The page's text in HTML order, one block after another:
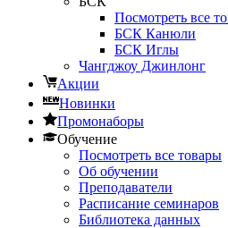
Посмотреть все
БСК Канюли
БСК Иглы
Чангджоу Джинлонг
Акции
Новинки
Промонаборы
Обучение
Посмотреть все товары
Об обучении
Преподаватели
Расписание семинаров
Библиотека данных